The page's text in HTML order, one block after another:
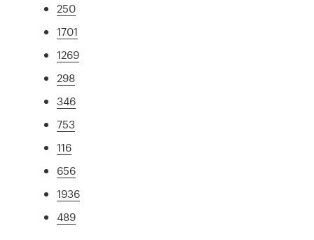
250
1701
1269
298
346
753
116
656
1936
489